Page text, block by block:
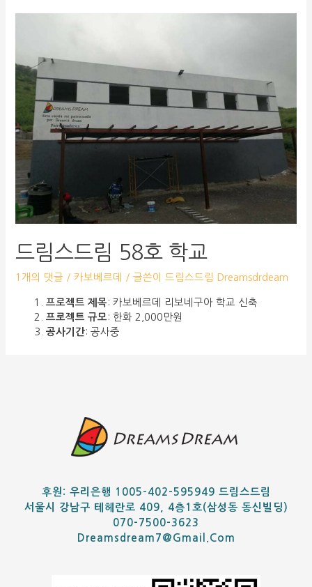
드림스드림 58호 학교
1개의 댓글 /카보베르데 / 글쓴이드림스드림 Dreamsdrdeam
프로젝트 제목 : 카보베르데 리보네구아 학교 신축
프로젝트 규모 : 한화 2,000만원
공사기간: 공사중
후원: 우리은행 1005-402-595949 드림스드림
서울시 강남구 테헤란로 409, 4층1호(삼성동 동신빌딩)
070-7500-3623
Dreamsdream7@gmail.com